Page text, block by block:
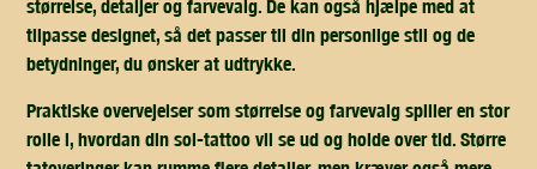
størrelse, detaljer og farvevalg. De kan også hjælpe med at
tilpasse designet, så det passer til din personlige stil og de
betydninger, du ønsker at udtrykke.
Praktiske overvejelser som størrelse og farvevalg spiller en stor
rolle i, hvordan din sol-tattoo vil se ud og holde over tid. Større